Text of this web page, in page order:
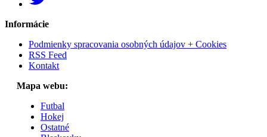
Informácie
Podmienky spracovania osobných údajov + Cookies
RSS Feed
Kontakt
Mapa webu:
Futbal
Hokej
Ostatné